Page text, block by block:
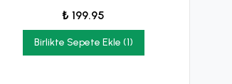
₺ 199.95
Birlikte Sepete Ekle (1)